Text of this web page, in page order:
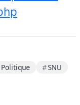
Politique SNU